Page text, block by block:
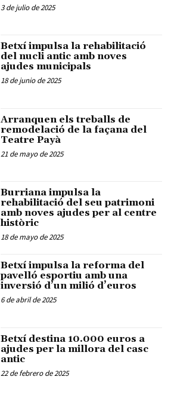
3 de julio de 2025
Betxí impulsa la rehabilitació
del nucli antic amb noves
ajudes municipals
18 de junio de 2025
Arranquen els treballs de
remodelació de la façana del
Teatre Payà
21 de mayo de 2025
Burriana impulsa la
rehabilitació del seu patrimoni
amb noves ajudes per al centre
històric
18 de mayo de 2025
Betxí impulsa la reforma del
pavelló esportiu amb una
inversió d’un milió d’euros
6 de abril de 2025
Betxí destina 10.000 euros a
ajudes per la millora del casc
antic
22 de febrero de 2025